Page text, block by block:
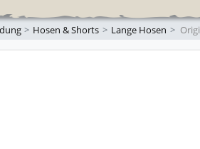
Hosen & Shorts Lange Hosen